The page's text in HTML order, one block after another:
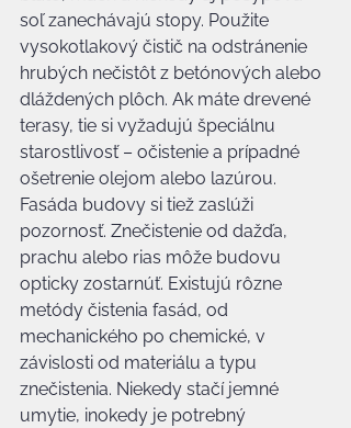
soľ zanechávajú stopy. Použite
vysokotlakový čistič na odstránenie
hrubých nečistôt z betónových alebo
dláždených plôch. Ak máte drevené
terasy, tie si vyžadujú špeciálnu
starostlivosť – očistenie a prípadné
ošetrenie olejom alebo lazúrou.
Fasáda budovy si tiež zaslúži
pozornosť. Znečistenie od dažďa,
prachu alebo rias môže budovu
opticky zostarnúť. Existujú rôzne
metódy čistenia fasád, od
mechanického po chemické, v
závislosti od materiálu a typu
znečistenia. Niekedy stačí jemné
umytie, inokedy je potrebný